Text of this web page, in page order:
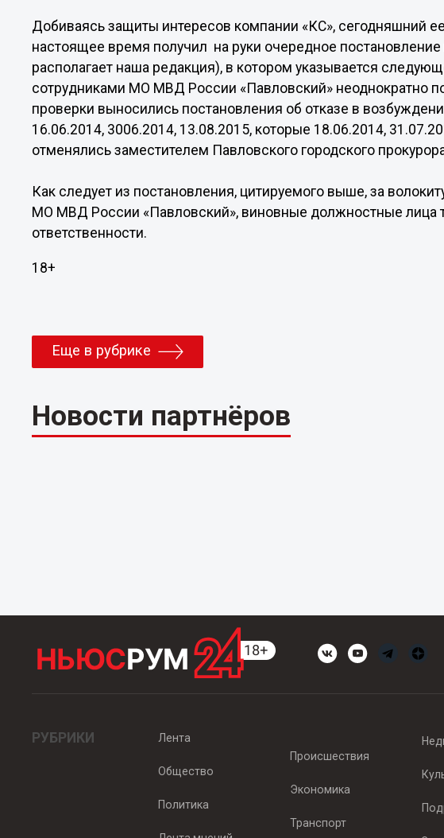
Добиваясь защиты интересов компании «КС», сегодняшний
настоящее время получил на руки очередное постановление
располагает наша редакция), в котором указывается
сотрудниками МО МВД России «Павловский» неоднократно
проверки выносились постановления об отказе в
16.06.2014, 3006.2014, 13.08.2015, которые 18.06.2014,
отменялись заместителем Павловского городского
Как следует из постановления, цитируемого выше, за
МО МВД России «Павловский», виновные должностные лица
ответственности.
18+
Еще в рубрике
Новости партнёров
РУБРИКИ Лента
Общество
Политика
Происшествия
Экономика
Транспорт